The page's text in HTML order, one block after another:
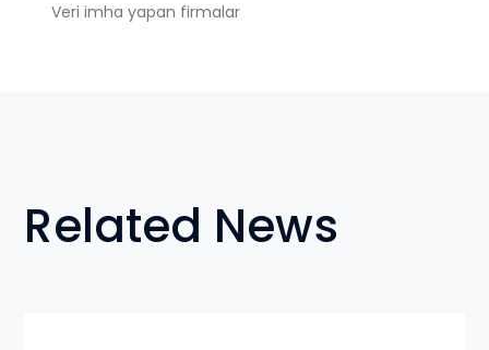
Veri imha yapan firmalar
Related News